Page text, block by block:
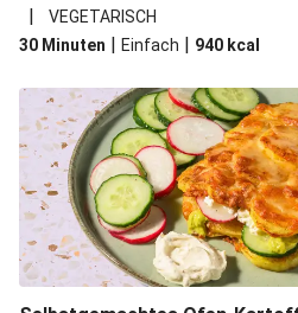
|
VEGETARISCH
30 Minuten | Einfach | 940 kcal